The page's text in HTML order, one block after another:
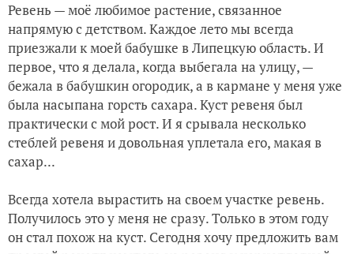
Ревень — моё любимое растение, связанное
напрямую с детством. Каждое лето мы всегда
приезжали к моей бабушке в Липецкую область. И
первое, что я делала, когда выбегала на улицу, —
бежала в бабушкин огородик, а в кармане у меня уже
была насыпана горсть сахара. Куст ревеня был
практически с мой рост. И я срывала несколько
стеблей ревеня и довольная уплетала его, макая в
сахар...
Всегда хотела вырастить на своем участке ревень.
Получилось это у меня не сразу. Только в этом году
он стал похож на куст. Сегодня хочу предложить вам